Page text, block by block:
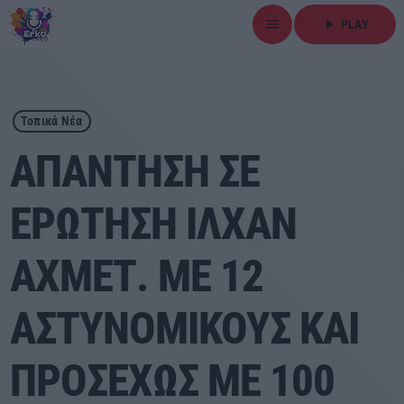
menu play_arrow PLAY
close
play_arrow ΕΡΚΟ
Αρχική
Εκπομπές
Ειδήσεις
Αθλητικά
Τοπικά Νέα
ΑΠΑΝΤΗΣΗ ΣΕ
ΕΡΩΤΗΣΗ ΙΛΧΑΝ
ΑΧΜΕΤ. ΜΕ 12
ΑΣΤΥΝΟΜΙΚΟΥΣ ΚΑΙ
ΠΡΟΣΕΧΩΣ ΜΕ 100